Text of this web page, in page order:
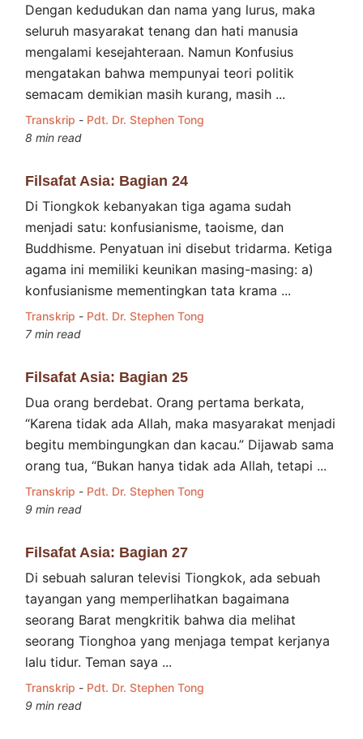
Dengan kedudukan dan nama yang lurus, maka
seluruh masyarakat tenang dan hati manusia
mengalami kesejahteraan. Namun Konfusius
mengatakan bahwa mempunyai teori politik
semacam demikian masih kurang, masih ...
Transkrip - Pdt. Dr. Stephen Tong
8 min read
Filsafat Asia: Bagian 24
Di Tiongkok kebanyakan tiga agama sudah
menjadi satu: konfusianisme, taoisme, dan
Buddhisme. Penyatuan ini disebut tridarma. Ketiga
agama ini memiliki keunikan masing-masing: a)
konfusianisme mementingkan tata krama ...
Transkrip - Pdt. Dr. Stephen Tong
7 min read
Filsafat Asia: Bagian 25
Dua orang berdebat. Orang pertama berkata,
“Karena tidak ada Allah, maka masyarakat menjadi
begitu membingungkan dan kacau.” Dijawab sama
orang tua, “Bukan hanya tidak ada Allah, tetapi ...
Transkrip - Pdt. Dr. Stephen Tong
9 min read
Filsafat Asia: Bagian 27
Di sebuah saluran televisi Tiongkok, ada sebuah
tayangan yang memperlihatkan bagaimana
seorang Barat mengkritik bahwa dia melihat
seorang Tionghoa yang menjaga tempat kerjanya
lalu tidur. Teman saya ...
Transkrip - Pdt. Dr. Stephen Tong
9 min read